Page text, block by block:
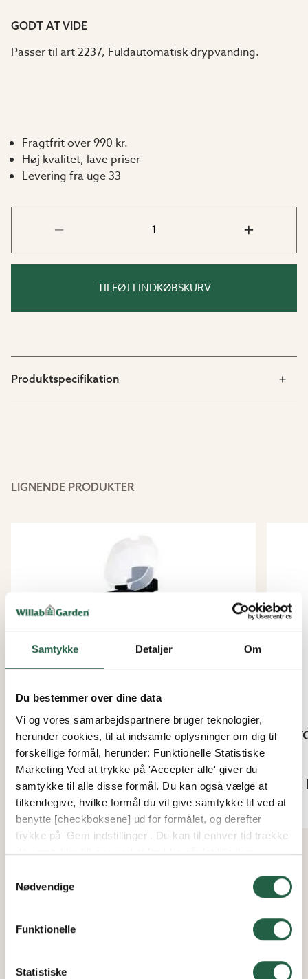
Samtykke Detaljer Om
Du bestemmer over dine data
Vi og vores samarbejdspartnere bruger teknologier,
herunder cookies, til at indsamle oplysninger om dig til
forskellige formål, herunder: Funktionelle Statistiske
Marketing Ved at trykke på 'Accepter alle' giver du
samtykke til alle disse formål. Du kan også vælge at
tilkendegive, hvilke formål du vil give samtykke til ved at
benytte [checkboksene] ud for formålet, og derefter
trykke på 'Gem indstillinger'. Du kan til enhver tid trække
dit samtykke tilbage ved at [trykke på det lille ikon
mere om vores brug af cookies og andre teknologier,
personlige oplysninger
Nødvendige
Funktionelle
Statistiske
GODT AT VIDE
Passer til art 2237, Fuldautomatisk drypvanding.
Fragtfrit over 990 kr.
Høj kvalitet, lave priser
Levering fra uge 33
TILFØJ I INDKØBSKURV
Produktspecifikation
LIGNENDE PRODUKTER
Vandings-timer PLANT!T
Fra
343 kr.